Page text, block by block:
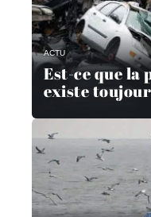
ACTU
Est-ce que la
existe